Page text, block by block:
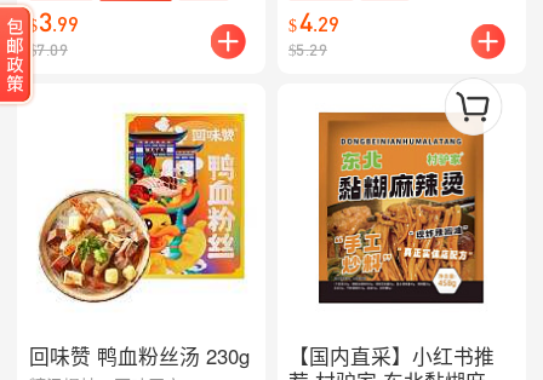
$3.99
$7.09
回味赞 鸭血粉丝汤 230g
$4.29
$5.29
【国内直采】小红书推